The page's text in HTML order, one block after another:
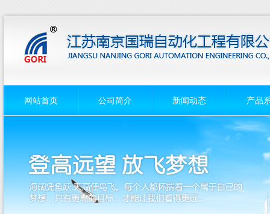
网站首页 公司简介 新闻动态 产品